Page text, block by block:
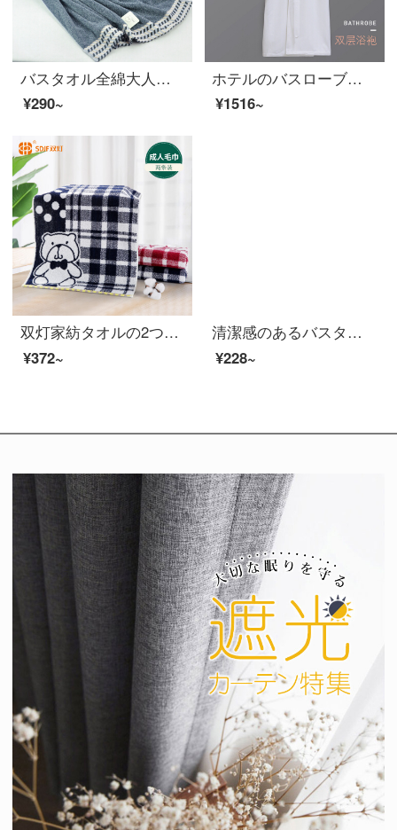
バスタオル全綿大人男女吸水バスタオル全綿セクシーカップル柔らか家庭用おしぼりグレー150*75 cm
¥290~
ホテルのバスローブの二重タオル地パジャマの浴衣ファッションカップルの吸水力が長めの大人用ルームウェアの寝衣の白M（長さ110 cm、体重70 kg以下）
¥1516~
双灯家紡タオルの2つのセットは吸水性の親肌用ナプキンに大きくします。カップルの洗顔用タオルは柔らかで快適です。新疆の綿で顔ふきをします。白と白のペット熊の2つのセットは76*34 cmです。
¥372~
清潔感のあるバスタオル男性純綿成人男女家庭用吸水速乾軟新疆長綿包巾ホテル大浴タオルW 0599深蘭（A類標準/柔らかくて厚い/強い吸水）
¥228~